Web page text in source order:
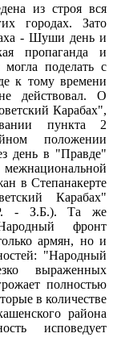
из строя вся
городах. Зато
- Шуши день и
пропаганда и
поделать с
к тому времени
действовал. О
Карабах",
пункта 2
положении
день в "Правде"
в Степанакерте
Карабах"
- З.Б.). Та же
фронт
армян, но и
"Народный
выраженных
полностью
в количестве
района
исповедует